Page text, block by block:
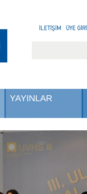
YAYINLAR
İLETİŞİM ÜYE